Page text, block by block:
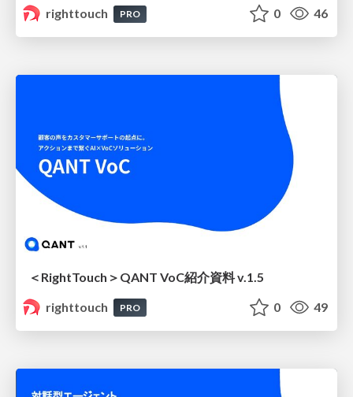
righttouch
PRO 0 46
＜RightTouch＞QANT VoC紹介資料 v.1.5
righttouch
PRO 0 49